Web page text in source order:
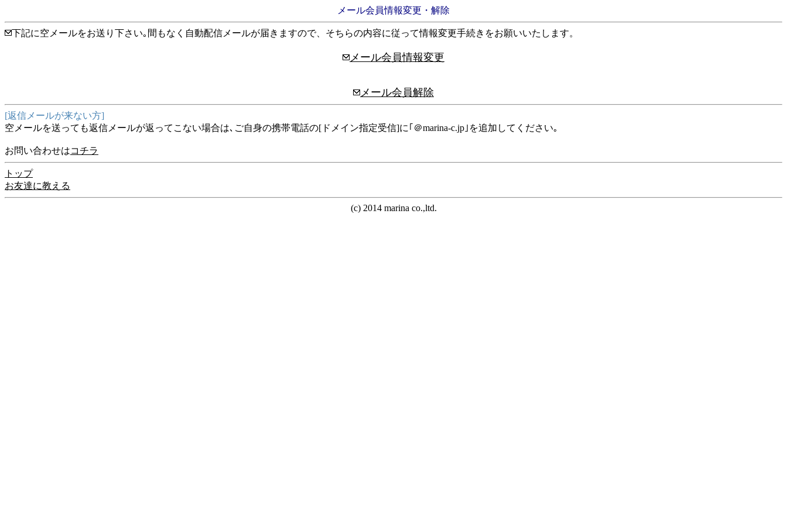
メール会員情報変更・解除
下記に空メールをお送り下さい｡間もなく自動配信メールが届きますので、そちらの内容に従って情報変更手続きをお願いいたします。
メール会員情報変更
メール会員解除
[返信メールが来ない方]
空メールを送っても返信メールが返ってこない場合は､ご自身の携帯電話の[ドメイン指定受信]に｢＠marina-c.jp｣を追加してください｡
お問い合わせはコチラ
トップ
お友達に教える
(c) 2014 marina co.,ltd.